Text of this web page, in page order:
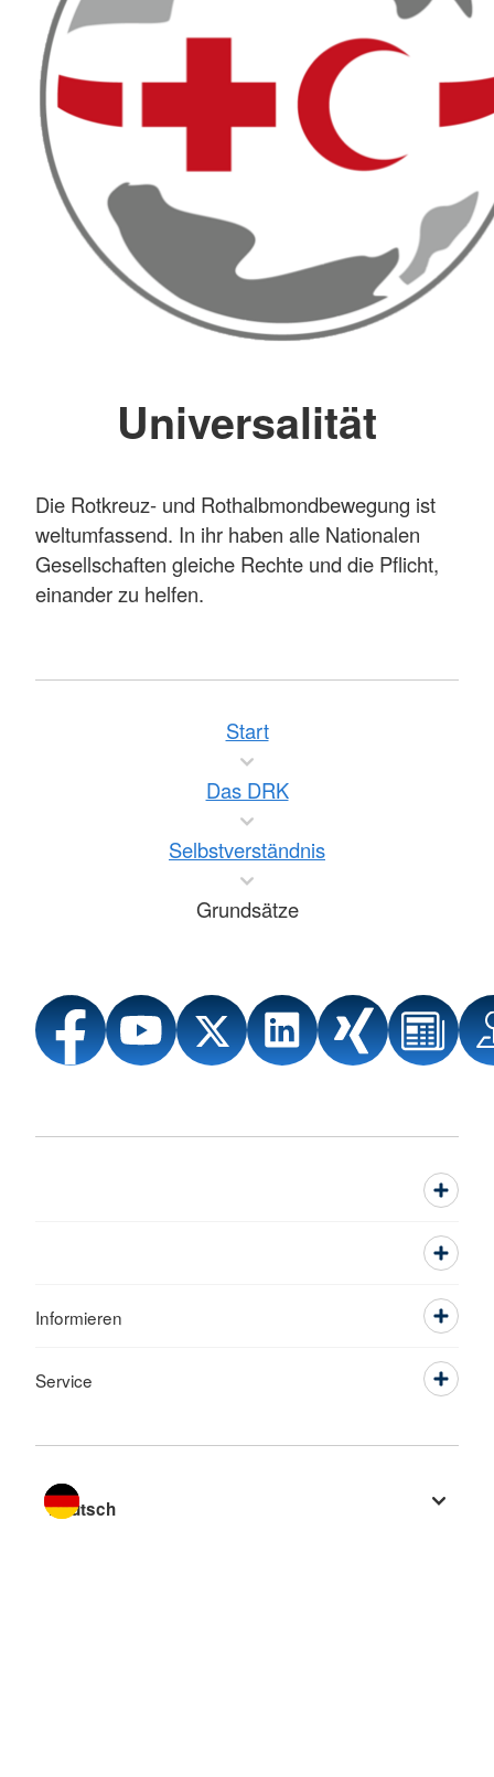
Universalität
Die Rotkreuz- und Rothalbmondbewegung ist
weltumfassend. In ihr haben alle Nationalen
Gesellschaften gleiche Rechte und die Pflicht,
einander zu helfen.
Start
Das DRK
Selbstverständnis
Grundsätze
Informieren
Service
Sprache wechseln zu